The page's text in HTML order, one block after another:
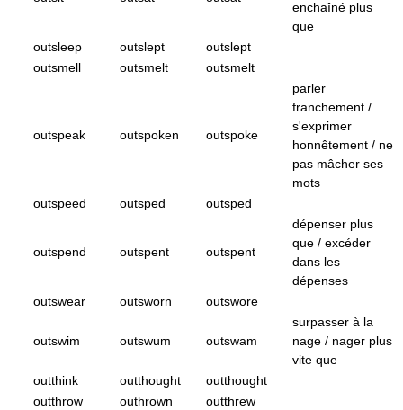
enchaîné plus
que
outsleep
outslept
outslept
outsmell
outsmelt outsmelt
outspeak outspoken outspoke
parler
franchement /
s'exprimer
honnêtement / ne
pas mâcher ses
mots
outspeed
outsped outsped
outspend outspent outspent
dépenser plus
que / excéder
dans les
dépenses
outswear
outsworn outswore
outswim outswum outswam
surpasser à la
nage / nager plus
vite que
outthink
outthought
outthought
outthrow
outhrown
outthrew